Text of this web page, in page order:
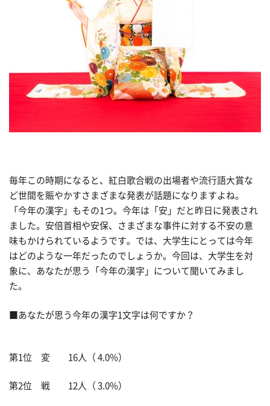
毎年この時期になると、紅白歌合戦の出場者や流行語大賞な
ど世間を賑やかすさまざまな発表が話題になりますよね。
「今年の漢字」もその1つ。今年は「安」だと昨日に発表され
ました。安倍首相や安保、さまざまな事件に対する不安の意
味もかけられているようです。では、大学生にとっては今年
はどのような一年だったのでしょうか。今回は、大学生を対
象に、あなたが思う「今年の漢字」について聞いてみまし
た。
■あなたが思う今年の漢字1文字は何ですか？
第1位 変 16人（ 4.0%）
第2位 戦 12人（ 3.0%）